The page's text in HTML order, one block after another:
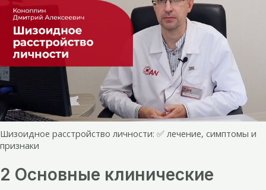
Шизоидное расстройство личности: ✅ лечение, симптомы и
признаки
2 Основные клинические